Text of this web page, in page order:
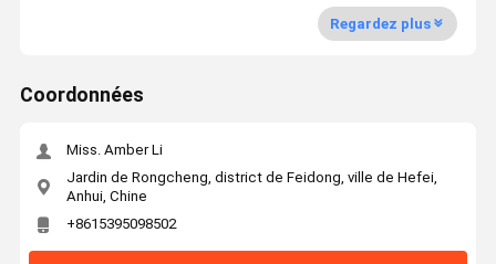
Regardez plus
Coordonnées
Miss. Amber Li
Jardin de Rongcheng, district de Feidong, ville de Hefei,
Anhui, Chine
+8615395098502